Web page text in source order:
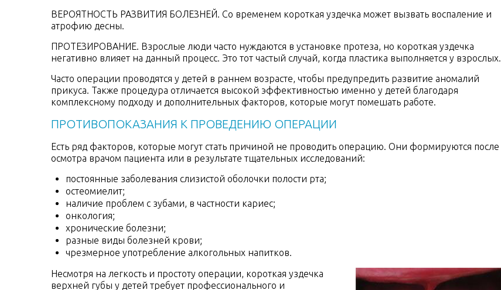
ВЕРОЯТНОСТЬ РАЗВИТИЯ БОЛЕЗНЕЙ. Со временем короткая уздечка может вызвать воспаление и
атрофию десны.
ПРОТЕЗИРОВАНИЕ. Взрослые люди часто нуждаются в установке протеза, но короткая уздечка
негативно влияет на данный процесс. Это тот частый случай, когда пластика выполняется у взрослых.
Часто операции проводятся у детей в раннем возрасте, чтобы предупредить развитие аномалий
прикуса. Также процедура отличается высокой эффективностью именно у детей благодаря
комплексному подходу и дополнительных факторов, которые могут помешать работе.
ПРОТИВОПОКАЗАНИЯ К ПРОВЕДЕНИЮ ОПЕРАЦИИ
Есть ряд факторов, которые могут стать причиной не проводить операцию. Они формируются после
осмотра врачом пациента или в результате тщательных исследований:
постоянные заболевания слизистой оболочки полости рта;
остеомиелит;
наличие проблем с зубами, в частности кариес;
онкология;
хронические болезни;
разные виды болезней крови;
чрезмерное употребление алкогольных напитков.
Несмотря на легкость и простоту операции, короткая уздечка
верхней губы у детей требует профессионального и